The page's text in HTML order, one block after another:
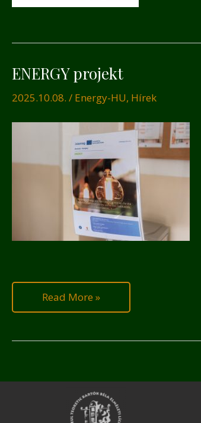
ENERGY projekt
2025.10.08. / Energy-HU, Hírek
ENERGY
Read More »